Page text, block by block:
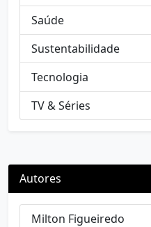
Saúde
Sustentabilidade
Tecnologia
TV & Séries
Autores
Milton Figueiredo